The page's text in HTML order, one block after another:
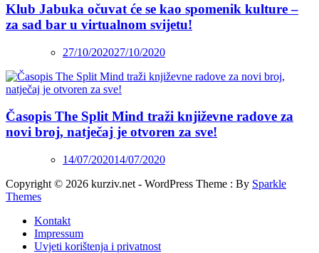
Klub Jabuka očuvat će se kao spomenik kulture –
za sad bar u virtualnom svijetu!
27/10/202027/10/2020
Časopis The Split Mind traži književne radove za
novi broj, natječaj je otvoren za sve!
14/07/202014/07/2020
Copyright © 2026 kurziv.net - WordPress Theme : By Sparkle
Themes
Kontakt
Impressum
Uvjeti korištenja i privatnost